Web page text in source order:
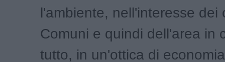
l'ambiente, nell'interesse dei
Comuni e quindi dell'area in
tutto, in un'ottica di